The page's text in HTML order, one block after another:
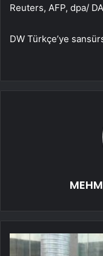
Reuters, AFP, dpa/
DW Türkçe’ye